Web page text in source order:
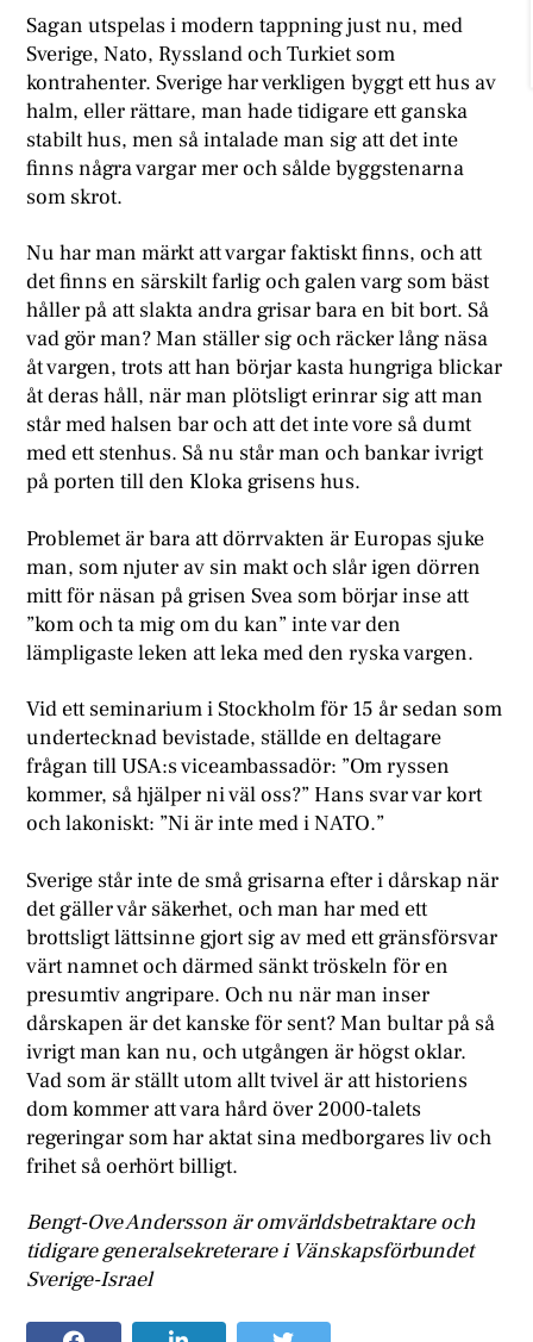
Sagan utspelas i modern tappning just nu, med
Sverige, Nato, Ryssland och Turkiet som
kontrahenter. Sverige har verkligen byggt ett hus av
halm, eller rättare, man hade tidigare ett ganska
stabilt hus, men så intalade man sig att det inte
finns några vargar mer och sålde byggstenarna
som skrot.
Nu har man märkt att vargar faktiskt finns, och att
det finns en särskilt farlig och galen varg som bäst
håller på att slakta andra grisar bara en bit bort. Så
vad gör man? Man ställer sig och räcker lång näsa
åt vargen, trots att han börjar kasta hungriga blickar
åt deras håll, när man plötsligt erinrar sig att man
står med halsen bar och att det inte vore så dumt
med ett stenhus. Så nu står man och bankar ivrigt
på porten till den Kloka grisens hus.
Problemet är bara att dörrvakten är Europas sjuke
man, som njuter av sin makt och slår igen dörren
mitt för näsan på grisen Svea som börjar inse att
”kom och ta mig om du kan” inte var den
lämpligaste leken att leka med den ryska vargen.
Vid ett seminarium i Stockholm för 15 år sedan som
undertecknad bevistade, ställde en deltagare
frågan till USA:s viceambassadör: ”Om ryssen
kommer, så hjälper ni väl oss?” Hans svar var kort
och lakoniskt: ”Ni är inte med i NATO.”
Sverige står inte de små grisarna efter i dårskap när
det gäller vår säkerhet, och man har med ett
brottsligt lättsinne gjort sig av med ett gränsförsvar
värt namnet och därmed sänkt tröskeln för en
presumtiv angripare. Och nu när man inser
dårskapen är det kanske för sent? Man bultar på så
ivrigt man kan nu, och utgången är högst oklar.
Vad som är ställt utom allt tvivel är att historiens
dom kommer att vara hård över 2000-talets
regeringar som har aktat sina medborgares liv och
frihet så oerhört billigt.
Bengt-Ove Andersson är omvärldsbetraktare och
tidigare generalsekreterare i Vänskapsförbundet
Sverige-Israel